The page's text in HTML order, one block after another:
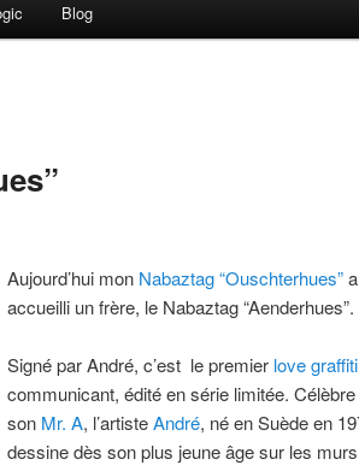
Blog
Aujourd’hui mon Nabaztag “Ouschterhues”a
accueilli un frère, le Nabaztag “Aenderhues”.
Signé par André, c’est le premier love graffiti
communicant, édité en série limitée.
son Mr. A, l’artisteAndré, né en Suède en
dessine dès son plus jeune âge sur les